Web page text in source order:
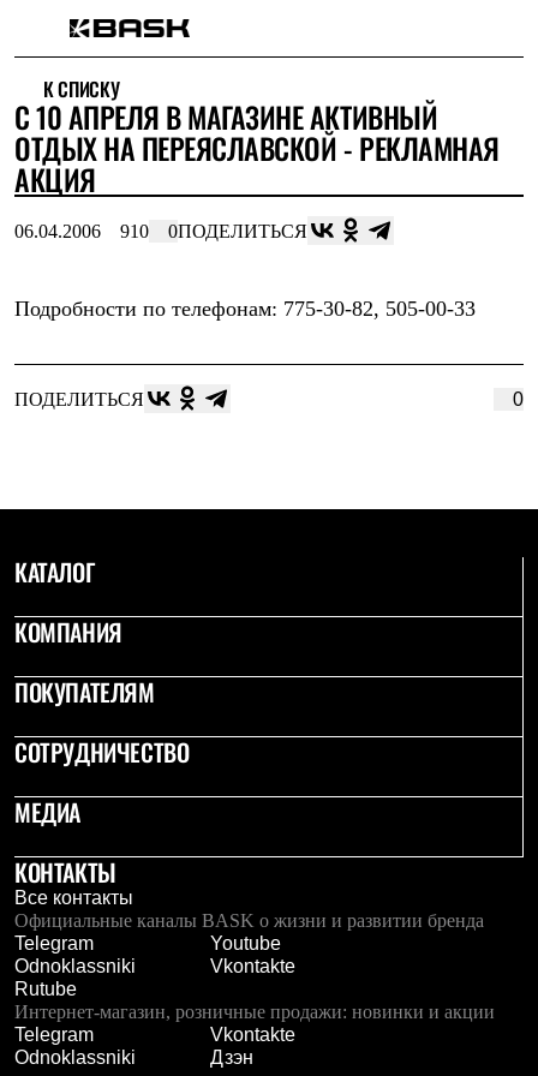
Интернет-магазин
Мужская одежда
Утепленная пухом
Куртки
Брюки
Комбинезоны
Штормовая одежда
Брюки
Софтшелл одежда
Куртки
Теплое термобелье
Легкое термобелье
Лёгкая одежда
Рубашки
Толстовки
Шорты
Утепленная пухом
Куртки
Жилеты
Утепленная синтетикой
Куртки
Брюки
Штормовая одежда
Куртки
Софтшелл одежда
Куртки
Брюки
К СПИСКУ
С 10 АПРЕЛЯ В МАГАЗИНЕ АКТИВНЫЙ
ОТДЫХ НА ПЕРЕЯСЛАВСКОЙ - РЕКЛАМНАЯ
АКЦИЯ
06.04.2006 910 0ПОДЕЛИТЬСЯ
Подробности по телефонам: 775-30-82, 505-00-33
ПОДЕЛИТЬСЯ 0
КАТАЛОГ
КОМПАНИЯ
ПОКУПАТЕЛЯМ
СОТРУДНИЧЕСТВО
МЕДИА
КОНТАКТЫ
Все контакты
Официальные каналы BASK о жизни и развитии бренда
Telegram
Youtube
Odnoklassniki
Vkontakte
Rutube
Интернет-магазин, розничные продажи: новинки и акции
Telegram
Vkontakte
Odnoklassniki
Дзэн